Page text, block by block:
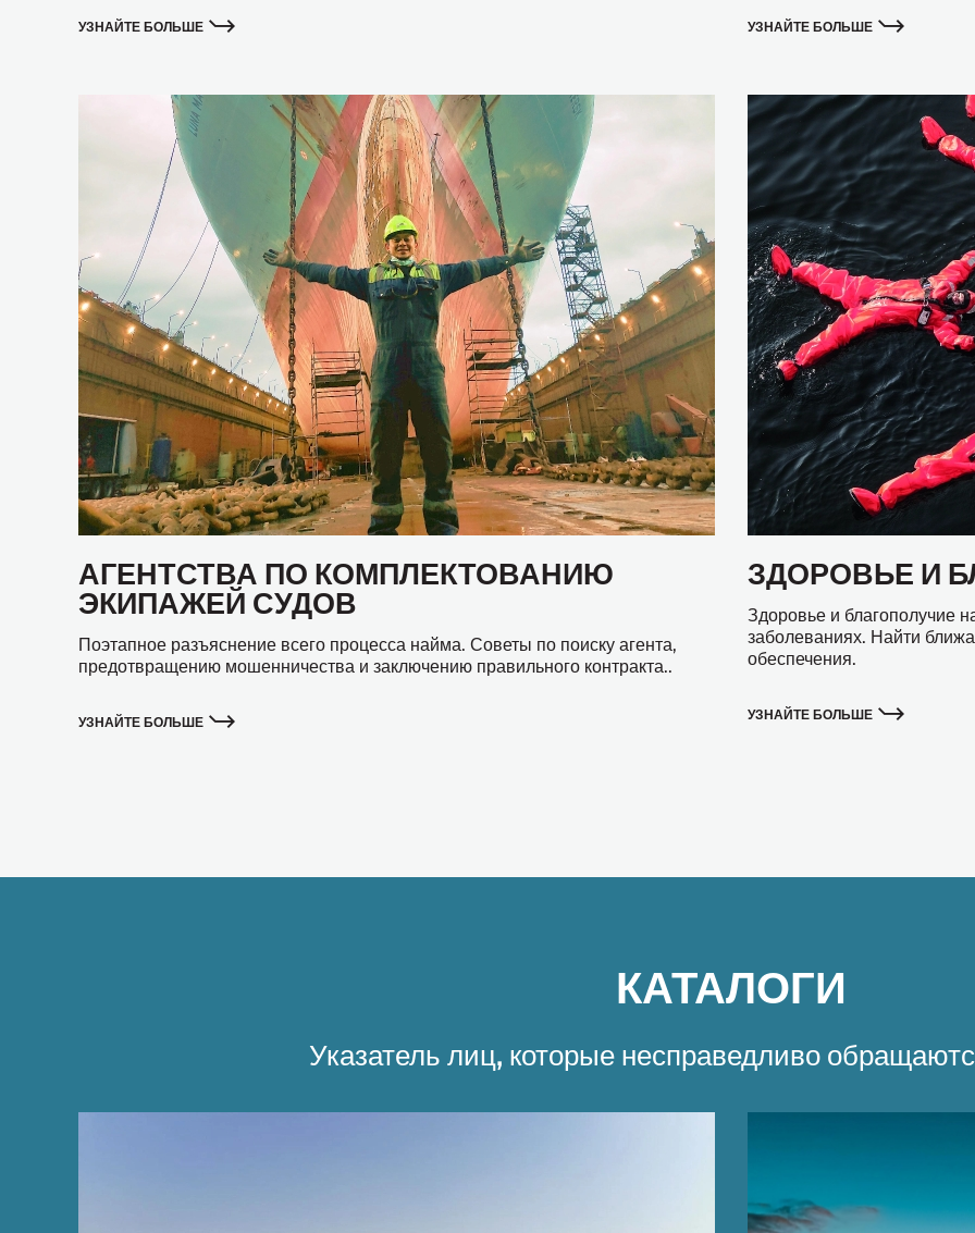
УЗНАЙТЕ БОЛЬШЕ УЗНАЙТЕ БОЛЬШЕ
АГЕНТСТВА ПО КОМПЛЕКТОВАНИЮ
ЭКИПАЖЕЙ СУДОВ
Поэтапное разъяснение всего процесса найма. Советы по поиску агента,
предотвращению мошенничества и заключению правильного контракта..
УЗНАЙТЕ БОЛЬШЕ
ЗДОРОВЬЕ И
Здоровье и благополучие
заболеваниях. Найти
обеспечения.
УЗНАЙТЕ БОЛЬШЕ
КАТАЛОГИ
Указатель лиц, которые несправедливо